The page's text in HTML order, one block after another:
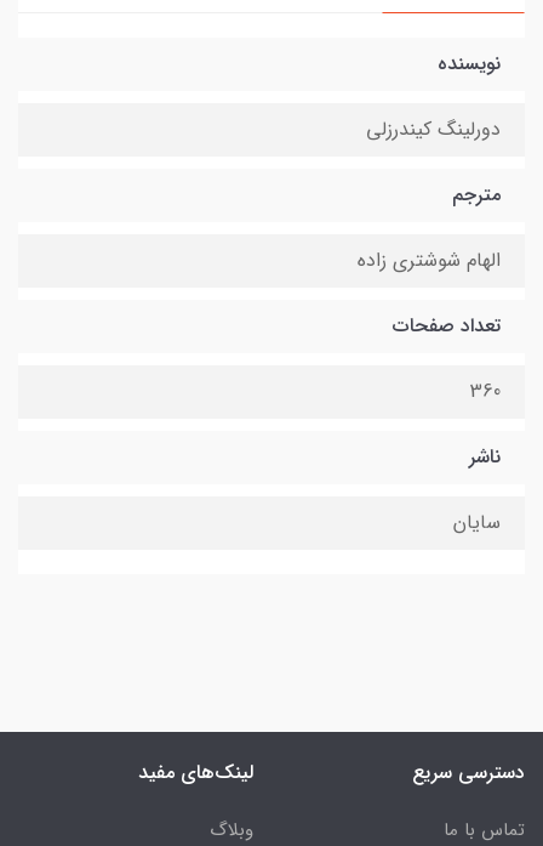
نویسنده
دورلینگ کیندرزلی
مترجم
الهام شوشتری زاده
تعداد صفحات
360
ناشر
سایان
دسترسی سریع
تماس با ما
لینک‌های مفید
وبلاگ